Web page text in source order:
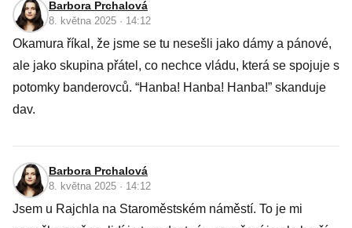
Barbora Prchalová
8. května 2025 · 14:12
Okamura říkal, že jsme se tu nesešli jako dámy a pánové,
ale jako skupina přátel, co nechce vládu, která se spojuje s
potomky banderovců. “Hanba! Hanba! Hanba!” skanduje
dav.
Barbora Prchalová
8. května 2025 · 14:12
Jsem u Rajchla na Staroměstském náměstí. To je mi